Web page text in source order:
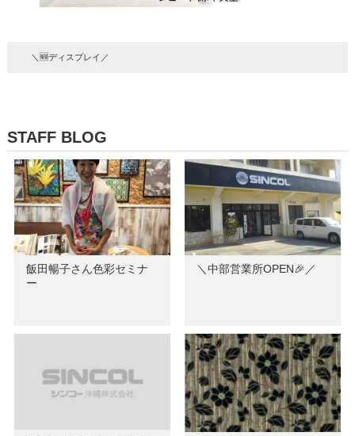
＼🆕ディスプレイ／
STAFF BLOG
飯田暢子さん色彩セミナ
ー
＼中部営業所OPEN🎉／